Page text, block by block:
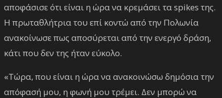
αποφάσισε ότι είναι η ώρα να κρεμάσει τα spikes της.
Η πρωταθλήτρια του επί κοντώ από την Πολωνία
ανακοίνωσε πως αποσύρεται από την ενεργό δράση,
κάτι που δεν της ήταν εύκολο.
«Τώρα, που είναι η ώρα να ανακοινώσω δημόσια την
απόφασή μου, η φωνή μου τρέμει. Δεν μπορώ να